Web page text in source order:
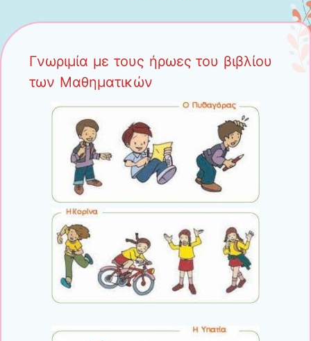
Γνωριμία με τους ήρωες του βιβλίου
των Μαθηματικών